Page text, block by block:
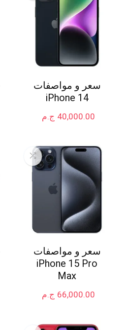
سعر و مواصفات
iPhone 14
ج.م 40,000.00
سعر و مواصفات
iPhone 15 Pro
Max
ج.م 66,000.00